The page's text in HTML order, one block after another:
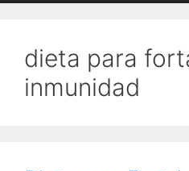
dieta para
inmunidad